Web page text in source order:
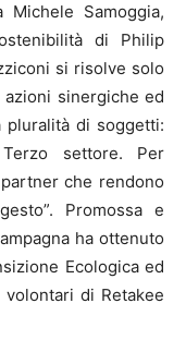
Samoggia,
di Philip
si risolve solo
sinergiche ed
di soggetti:
settore. Per
che rendono
Promossa e
ha ottenuto
Ecologica ed
di Retakee